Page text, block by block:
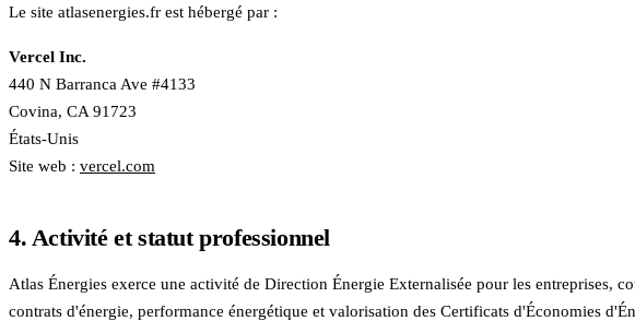
Le site atlasenergies.fr est hébergé par :
Vercel Inc.
440 N Barranca Ave #4133
Covina, CA 91723
États-Unis
Site web : vercel.com
4. Activité et statut professionnel
Atlas Énergies exerce une activité de Direction Énergie Externalisée pour les entreprises,
contrats d'énergie, performance énergétique et valorisation des Certificats d'Économies